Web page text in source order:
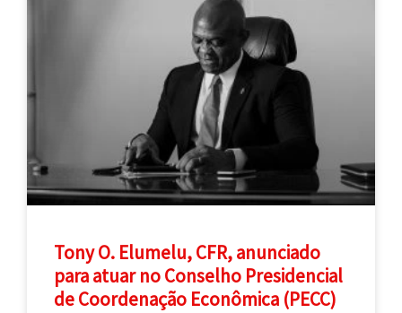
Tony O. Elumelu, CFR, anunciado
para atuar no Conselho Presidencial
de Coordenação Econômica (PECC)